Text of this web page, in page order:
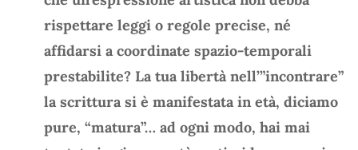
rispettare leggi o regole precise, né
affidarsi a coordinate spazio-temporali
prestabilite? La tua libertà nell’”incontrare”
la scrittura si è manifestata in età, diciamo
pure, “matura”… ad ogni modo, hai mai